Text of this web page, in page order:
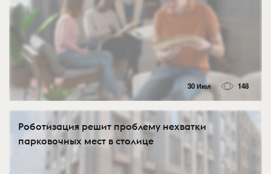
30 Июл 148
Роботизация решит проблему нехватки
парковочных мест в столице